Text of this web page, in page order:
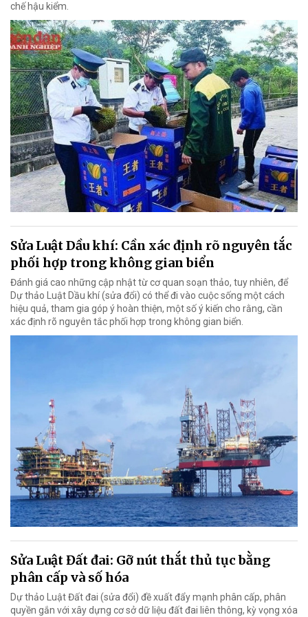
chế hậu kiểm.
Sửa Luật Dầu khí: Cần xác định rõ nguyên tắc
phối hợp trong không gian biển
Đánh giá cao những cập nhật từ cơ quan soạn thảo, tuy nhiên, để
Dự thảo Luật Dầu khí (sửa đổi) có thể đi vào cuộc sống một cách
hiệu quả, tham gia góp ý hoàn thiện, một số ý kiến cho rằng, cần
xác định rõ nguyên tắc phối hợp trong không gian biển.
Sửa Luật Đất đai: Gỡ nút thắt thủ tục bằng
phân cấp và số hóa
Dự thảo Luật Đất đai (sửa đổi) đề xuất đẩy mạnh phân cấp, phân
quyền gắn với xây dựng cơ sở dữ liệu đất đai liên thông, kỳ vọng xóa